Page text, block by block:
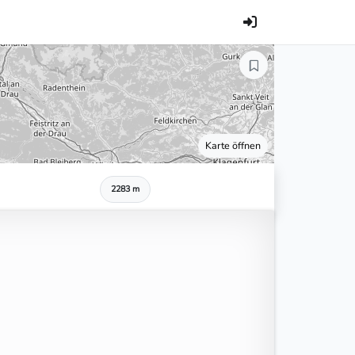
Karte öffnen
2283 m